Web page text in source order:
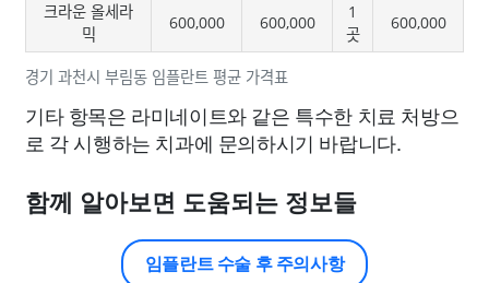
경기 과천시 부림동 임플란트 평균 가격표
크라운 올세라
믹
600,000 600,000
1
곳
600,000
기타 항목은 라미네이트와 같은 특수한 치료 처방으
로 각 시행하는 치과에 문의하시기 바랍니다.
함께 알아보면 도움되는 정보들
임플란트 수술 후 주의사항